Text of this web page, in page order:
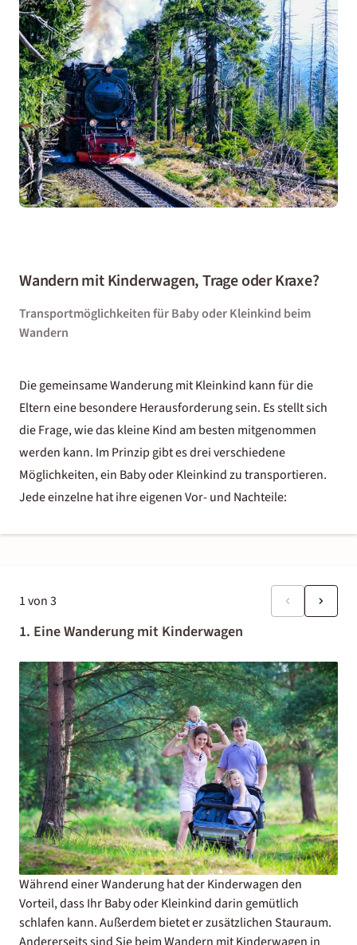
Wandern mit Kinderwagen, Trage oder Kraxe?
Transportmöglichkeiten für Baby oder Kleinkind beim
Wandern
Die gemeinsame Wanderung mit Kleinkind kann für die
Eltern eine besondere Herausforderung sein. Es stellt sich
die Frage, wie das kleine Kind am besten mitgenommen
werden kann. Im Prinzip gibt es drei verschiedene
Möglichkeiten, ein Baby oder Kleinkind zu transportieren.
Jede einzelne hat ihre eigenen Vor- und Nachteile:
1von3
1. Eine Wanderung mit Kinderwagen
Während einer Wanderung hat der Kinderwagen den
Vorteil, dass Ihr Baby oder Kleinkind darin gemütlich
schlafen kann. Außerdem bietet er zusätzlichen Stauraum.
Andererseits sind Sie beim Wandern mit Kinderwagen in